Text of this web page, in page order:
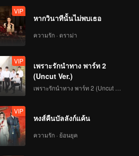
VIP
หากวินาทีนั้นไม่พบเธอ
ความรัก · ดราม่า
VIP
เพราะรักนำทาง พาร์ท 2
(Uncut Ver.)
VIP
หงส์คืนบัลลังก์แค้น
ความรัก · ย้อนยุค